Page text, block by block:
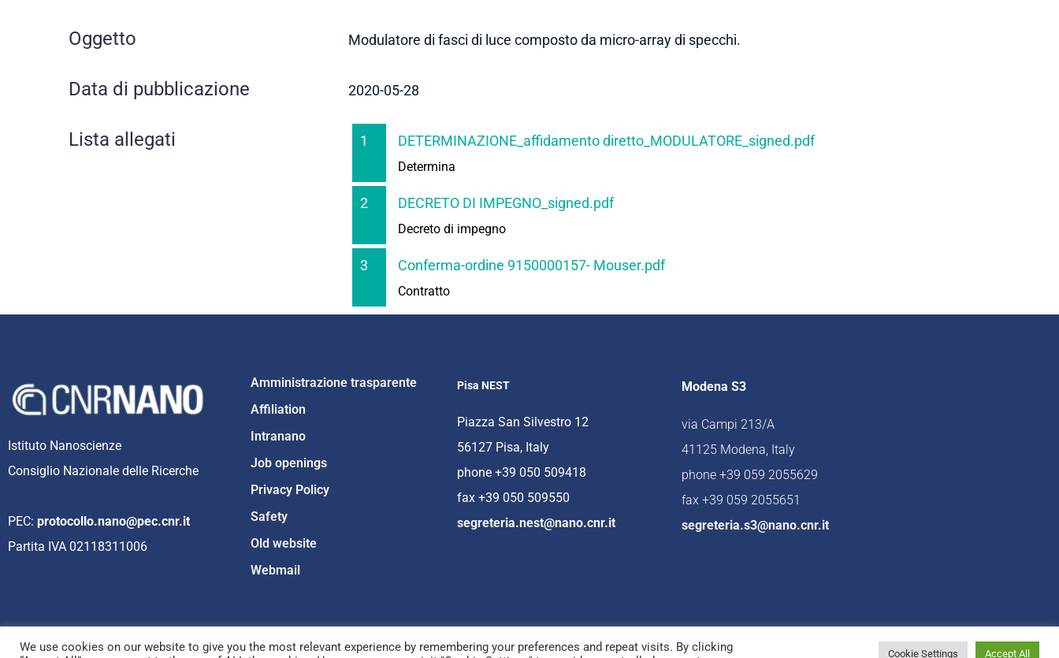
Oggetto Modulatore di fasci di luce composto da micro-array di specchi.
Data di pubblicazione 2020-05-28
Lista allegati 1 DETERMINAZIONE_affidamento diretto_MODULATORE_signed.pdf
Determina
2 DECRETO DI IMPEGNO_signed.pdf
Decreto di impegno
3 Conferma-ordine 9150000157- Mouser.pdf
Contratto
Istituto Nanoscienze
Consiglio Nazionale delle Ricerche
PEC: protocollo.nano@pec.cnr.it
Partita IVA 02118311006
Amministrazione trasparente
Affiliation
Intranano
Job openings
Privacy Policy
Safety
Old website
Webmail
Pisa NEST
Piazza San Silvestro 12
56127 Pisa, Italy
phone +39 050 509418
fax +39 050 509550
segreteria.nest@nano.cnr.it
Modena S3
via Campi 213/A
41125 Modena, Italy
phone +39 059 2055629
fax +39 059 2055651
segreteria.s3@nano.cnr.it
We use cookies on our website to give you the most relevant experience by remembering your preferences and repeat visits. By clicking
Cookie Settings Accept All